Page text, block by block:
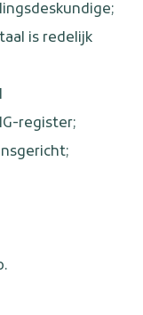
is redelijk
register;